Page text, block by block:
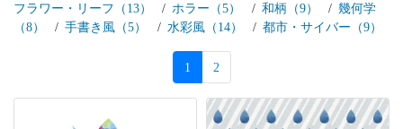
フラワー・リーフ（13）
ホラー（5） 和柄（9）
幾何学
（8）
手書き風（5） 水彩風（14） 都市・サイバー（9）
1 2